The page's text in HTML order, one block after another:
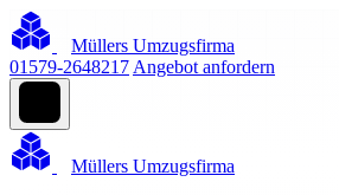
Müllers Umzugsfirma
01579-2648217 Angebot anfordern
Müllers Umzugsfirma